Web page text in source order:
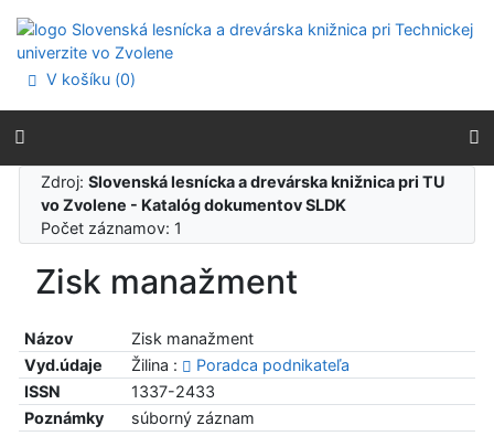
Prejsť na menu
Prehlásenie o webovej prístupnosti
V košíku (0)
Zdroj:Slovenská lesnícka a drevárska knižnica pri TU
vo Zvolene - Katalóg dokumentov SLDK
Počet záznamov: 1
Zisk manažment
Názov
Zisk manažment
Vyd.údaje
Žilina :
Poradca podnikateľa
ISSN
1337-2433
Poznámky
súborný záznam